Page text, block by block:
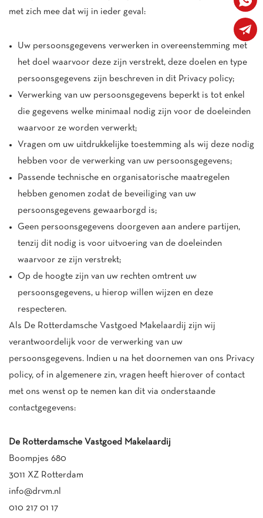
met zich mee dat wij in ieder geval:
Uw persoonsgegevens verwerken in overeenstemming met
het doel waarvoor deze zijn verstrekt, deze doelen en type
persoonsgegevens zijn beschreven in dit Privacy policy;
Verwerking van uw persoonsgegevens beperkt is tot enkel
die gegevens welke minimaal nodig zijn voor de doeleinden
waarvoor ze worden verwerkt;
Vragen om uw uitdrukkelijke toestemming als wij deze nodig
hebben voor de verwerking van uw persoonsgegevens;
Passende technische en organisatorische maatregelen
hebben genomen zodat de beveiliging van uw
persoonsgegevens gewaarborgd is;
Geen persoonsgegevens doorgeven aan andere partijen,
tenzij dit nodig is voor uitvoering van de doeleinden
waarvoor ze zijn verstrekt;
Op de hoogte zijn van uw rechten omtrent uw
persoonsgegevens, u hierop willen wijzen en deze
respecteren.
Als De Rotterdamsche Vastgoed Makelaardij zijn wij
verantwoordelijk voor de verwerking van uw
persoonsgegevens. Indien u na het doornemen van ons Privacy
policy, of in algemenere zin, vragen heeft hierover of contact
met ons wenst op te nemen kan dit via onderstaande
contactgegevens:
De Rotterdamsche Vastgoed Makelaardij
Boompjes 680
3011 XZ Rotterdam
info@drvm.nl
010 217 01 17